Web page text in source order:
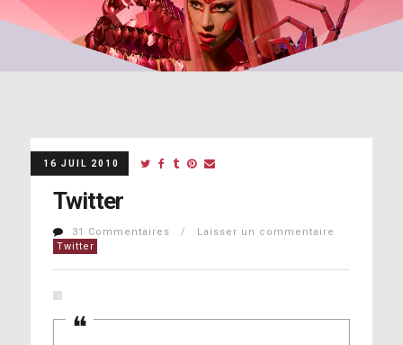
16 JUIL 2010
Twitter
31 Commentaires / Laisser un commentaire
Twitter